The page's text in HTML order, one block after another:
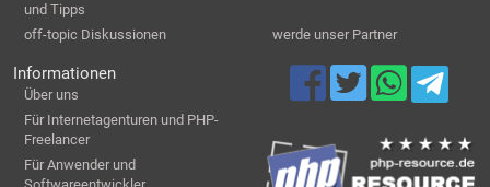
und Tipps
off-topic Diskussionen
werde unser Partner
Informationen
Über uns
Für Internetagenturen und PHP-
Freelancer
Für Anwender und